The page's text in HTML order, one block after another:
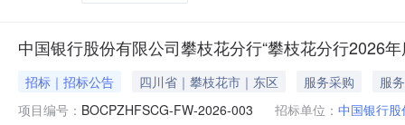
中国银行股份有限公司攀枝花分行“攀枝花分行2026
招标｜招标公告 四川省｜攀枝花市｜东区 服务采购
服务
项目编号： BOCPZHFSCG-FW-2026-003 招标单位： 中国银行